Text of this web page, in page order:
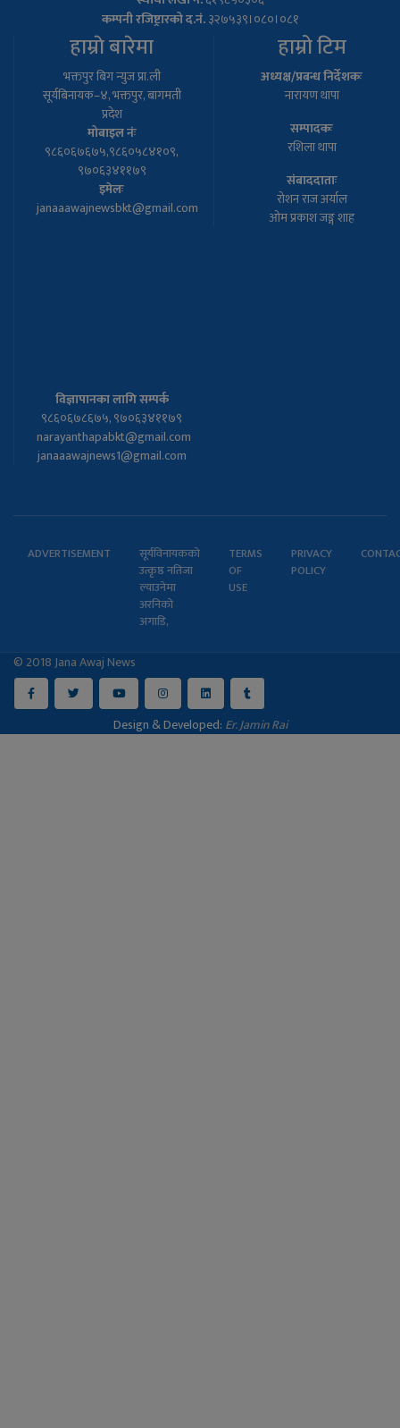
कम्पनी रजिष्ट्रारको द.नं.३२७५३९।०८०।०८१
हाम्राे बारेमा
भक्तपुर बिग न्युज प्रा.ली
सूर्यबिनायक–४, भक्तपुर, बागमती
प्रदेश
मोबाइल नंः
९८६०६७६७५,९८६०५८४१०९,
९७०६३४११७९
इमेलः
janaaawajnewsbkt@gmail.com
हाम्रो टिम
अध्यक्ष/प्रबन्ध निर्देशकः
नारायण थापा
सम्पादकः
रशिला थापा
संबाददाताः
रोशन राज अर्याल
ओम प्रकाश जङ्ग शाह
विज्ञापानका लागि सम्पर्क
९८६०६७८६७५, ९७०६३४११७९
narayanthapabkt@gmail.com
janaaawajnews1@gmail.com
ADVERTISEMENT
सूर्यविनायकको
उत्कृष्ठ नतिजा
ल्याउनेमा
अरनिको
अगाडि,
TERMS
OF
USE
PRIVACY
POLICY
© 2018 Jana Awaj News
Design & Developed: Er. Jamin Rai